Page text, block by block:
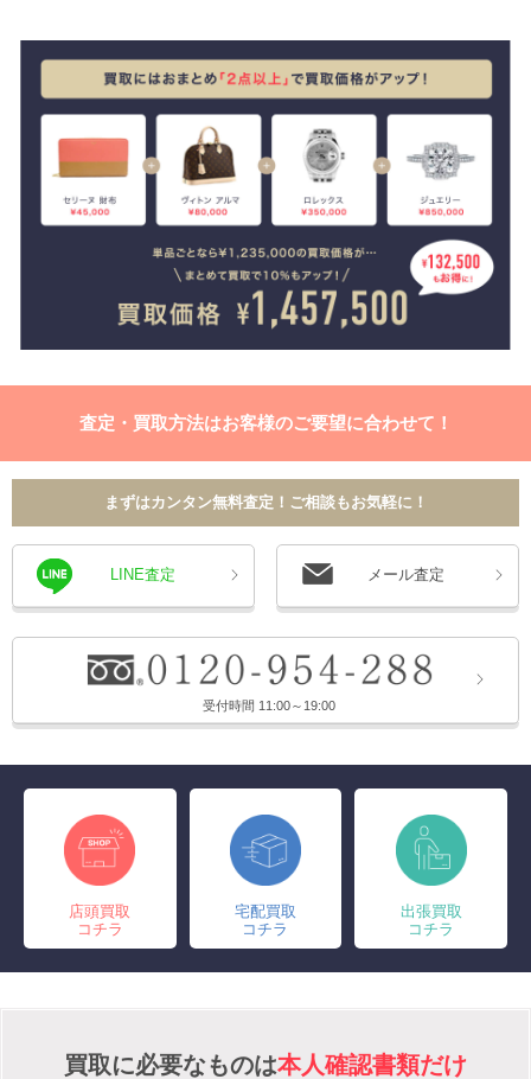
査定・買取方法はお客様のご要望に合わせて！
まずはカンタン無料査定！ご相談もお気軽に！
LINE査定 メール査定
受付時間 11:00～19:00
店頭買取
コチラ
宅配買取
コチラ
出張買取
コチラ
買取に必要なものは本人確認書類だけ